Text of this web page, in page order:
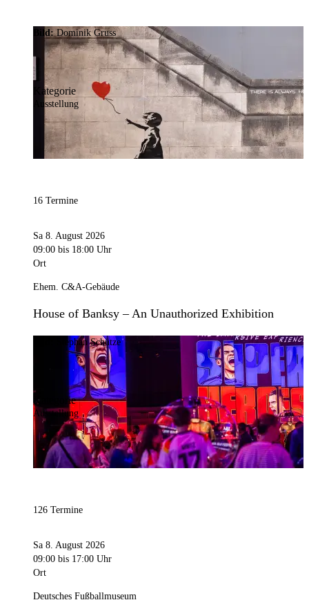
Bild:Dominik Gruss
Kategorie
Ausstellung
16 Termine
Sa 8. August 2026
09:00 bis 18:00 Uhr
Ort
Ehem. C&A-Gebäude
House of Banksy – An Unauthorized Exhibition
Stephan Schütze
Kategorie
Ausstellung
126 Termine
Sa 8. August 2026
09:00 bis 17:00 Uhr
Ort
Deutsches Fußballmuseum